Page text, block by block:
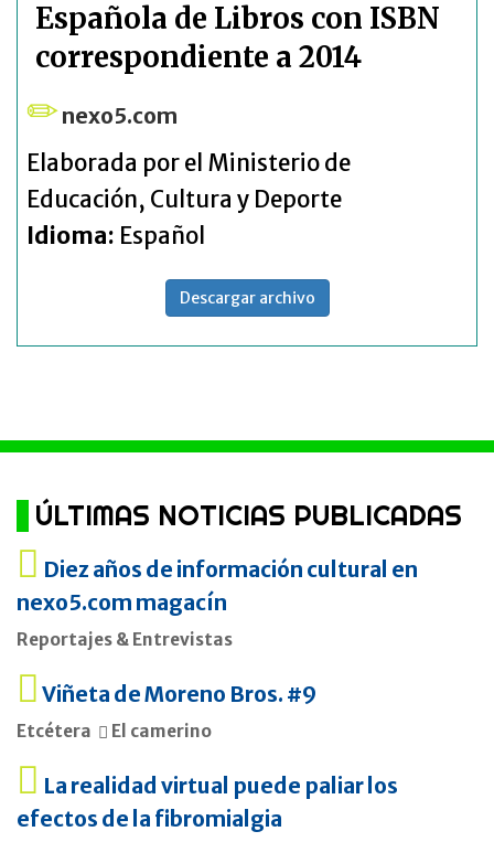
Española de Libros con ISBN
correspondiente a 2014
nexo5.com
Elaborada por el Ministerio de
Educación, Cultura y Deporte
Idioma: Español
Descargar archivo
ÚLTIMAS NOTICIAS PUBLICADAS
Diez años de información cultural en
nexo5.com magacín
Reportajes & Entrevistas
Viñeta de Moreno Bros. #9
Etcétera El camerino
La realidad virtual puede paliar los
efectos de la fibromialgia